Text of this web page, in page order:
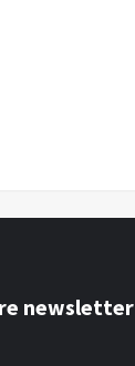
newsletter